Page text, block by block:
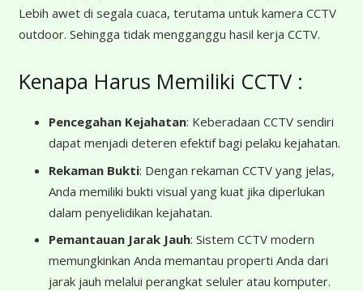
Lebih awet di segala cuaca, terutama untuk kamera CCTV
outdoor. Sehingga tidak mengganggu hasil kerja CCTV.
Kenapa Harus Memiliki CCTV :
Pencegahan Kejahatan: Keberadaan CCTV sendiri
dapat menjadi deteren efektif bagi pelaku kejahatan.
Rekaman Bukti: Dengan rekaman CCTV yang jelas,
Anda memiliki bukti visual yang kuat jika diperlukan
dalam penyelidikan kejahatan.
Pemantauan Jarak Jauh: Sistem CCTV modern
memungkinkan Anda memantau properti Anda dari
jarak jauh melalui perangkat seluler atau komputer.